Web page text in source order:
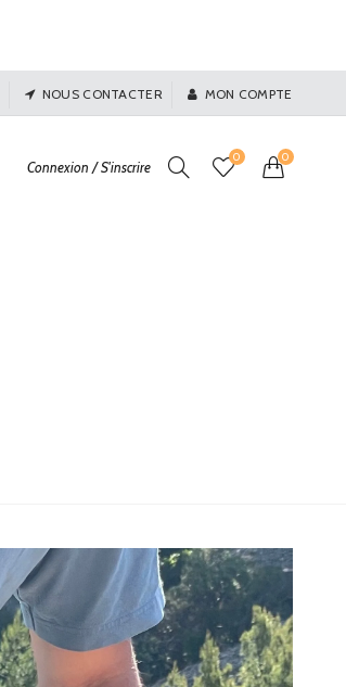
NOUS CONTACTER MON COMPTE
Connexion / S'inscrire
0 0